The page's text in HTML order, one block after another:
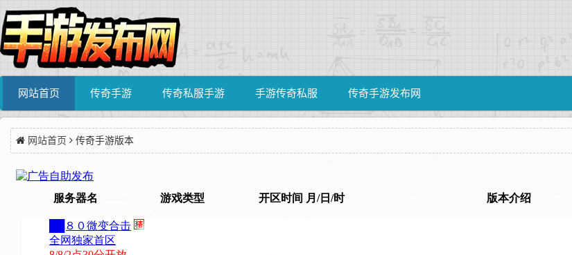
网站首页 传奇手游 传奇私服手游 手游传奇私服 传奇手游发布网
网站首页 传奇手游版本